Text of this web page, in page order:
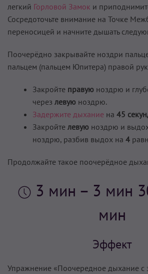
легкий Горловой Замок и
Сосредоточьте внимание на Точке
переносицей и начните дышать
Поочерёдно закрывайте ноздри
пальцем (пальцем Юпитера) правой
Закройте правую ноздрю и
через левую ноздрю.
Задержите дыхание на 45
Закройте левую ноздрю и
ноздрю, разбив выдох на 4
Продолжайте такое пооче­рёдное
3 мин – 3 мин
мин
Эффект
Упражнение «Поочередное дыхание с